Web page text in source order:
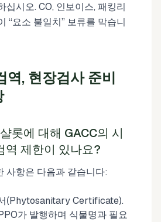
십시오. CO, 인보이스, 패킹리
“요소 불일치” 보류를 막습니
역, 현장검사 준비
롯에 대해 GACC의 시
역 제한이 있나요?
사항은 다음과 같습니다:
(Phytosanitary Certificate).
가 발행하며 식물명과 필요